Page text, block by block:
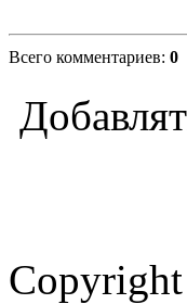
Всего комментариев: 0